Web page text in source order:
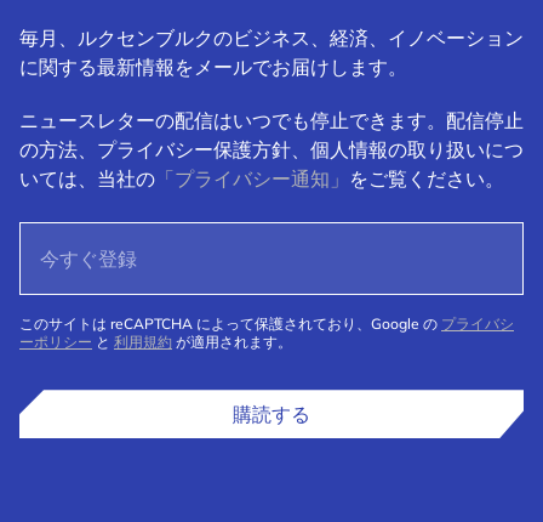
毎月、ルクセンブルクのビジネス、経済、イノベーション
に関する最新情報をメールでお届けします。
ニュースレターの配信はいつでも停止できます。配信停止
の方法、プライバシー保護方針、個人情報の取り扱いにつ
いては、当社の 「プライバシー通知」 をご覧ください。
このサイトは reCAPTCHA によって保護されており、Google の プライバシ
ーポリシー と 利用規約 が適用されます。
購読する